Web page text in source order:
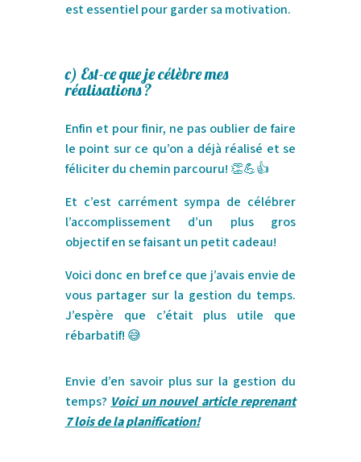
est essentiel pour garder sa motivation.
c) Est-ce que je célèbre mes
réalisations ?
Enfin et pour finir, ne pas oublier de faire
le point sur ce qu’on a déjà réalisé et se
féliciter du chemin parcouru! 👏💪👍
Et c’est carrément sympa de célébrer
l’accomplissement d’un plus gros
objectif en se faisant un petit cadeau!
Voici donc en bref ce que j’avais envie de
vous partager sur la gestion du temps.
J’espère que c’était plus utile que
rébarbatif! 😅
Envie d’en savoir plus sur la gestion du
temps? Voici un nouvel article reprenant
7 lois de la planification!